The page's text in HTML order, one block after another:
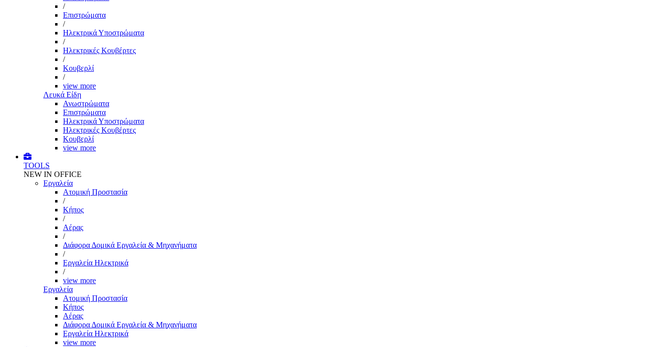
/
Επιστρώματα
/
Ηλεκτρικά Υποστρώματα
/
Ηλεκτρικές Κουβέρτες
/
Κουβερλί
/
view more
Λευκά Είδη
Ανωστρώματα
Επιστρώματα
Ηλεκτρικά Υποστρώματα
Ηλεκτρικές Κουβέρτες
Κουβερλί
view more
TOOLS
NEW IN OFFICE
Εργαλεία
Aτομική Προστασία
/
Kήπος
/
Αέρας
/
Διάφορα Δομικά Εργαλεία & Μηχανήματα
/
Εργαλεία Ηλεκτρικά
/
view more
Εργαλεία
Aτομική Προστασία
Kήπος
Αέρας
Διάφορα Δομικά Εργαλεία & Μηχανήματα
Εργαλεία Ηλεκτρικά
view more